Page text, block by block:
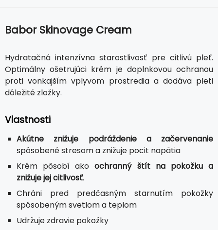
Babor Skinovage Cream
Hydratačná intenzívna starostlivosť pre citlivú pleť.
Optimálny ošetrujúci krém je doplnkovou ochranou
proti vonkajším vplyvom prostredia a dodáva pleti
dôležité zložky.
Vlastnosti
Akútne znižuje podráždenie a začervenanie
spôsobené stresom a znižuje pocit napätia
Krém pôsobí akoochranný štít na pokožku a
znižuje jej citlivosť.
Chráni pred predčasným starnutím pokožky
spôsobeným svetlom a teplom
Udržuje zdravie pokožky